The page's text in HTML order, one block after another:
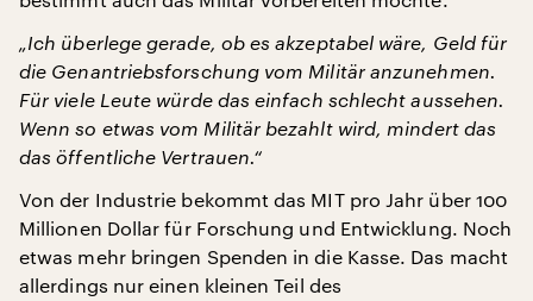
„Ich überlege gerade, ob es akzeptabel wäre, Geld für
die Genantriebsforschung vom Militär anzunehmen.
Für viele Leute würde das einfach schlecht aussehen.
Wenn so etwas vom Militär bezahlt wird, mindert das
das öffentliche Vertrauen.“
Von der Industrie bekommt das MIT pro Jahr über 100
Millionen Dollar für Forschung und Entwicklung. Noch
etwas mehr bringen Spenden in die Kasse. Das macht
allerdings nur einen kleinen Teil des